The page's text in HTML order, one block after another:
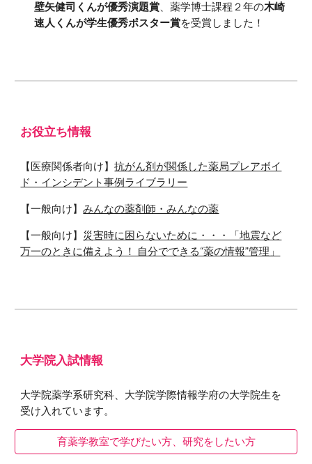
壁矢健司くんが優秀演題賞、薬学博士課程２年の木崎
速人くんが学生優秀ポスター賞を受賞しました！
お役立ち情報
【医療関係者向け】抗がん剤が関係した薬局プレアボイ
ド・インシデント事例ライブラリー
【一般向け】みんなの薬剤師・みんなの薬
【一般向け】 災害時に困らないために・・・「地震など
万一のときに備えよう！ 自分でできる“薬の情報”管理」
大学院入試情報
大学院薬学系研究科、大学院学際情報学府の大学院生を
受け入れています。
育薬学教室で学びたい方、研究をしたい方